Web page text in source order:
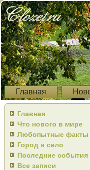
Главная
Главная
Что нового в мире
Любопытные факты
Город и село
Последние события
Все записи